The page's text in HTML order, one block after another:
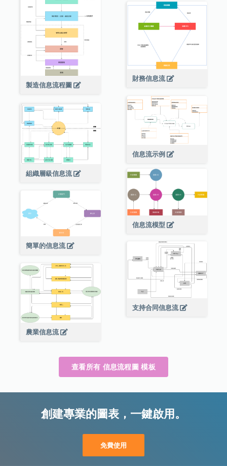
製造信息流程圖
財務信息流
信息流示例
組織層級信息流
信息流模型
簡單的信息流
支持合同信息流
農業信息流
查看所有 信息流程圖 模板
創建專業的圖表，一鍵啟用。
免費使用